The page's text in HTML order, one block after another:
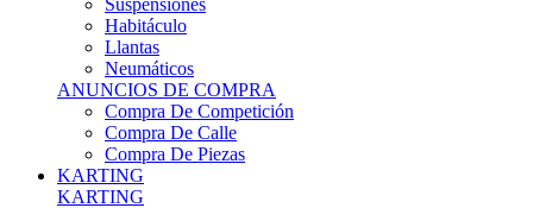
Llantas
Neumáticos
ANUNCIOS DE COMPRA
Compra De Competición
Compra De Calle
Compra De Piezas
KARTING
KARTING
Karts Completos Alevín